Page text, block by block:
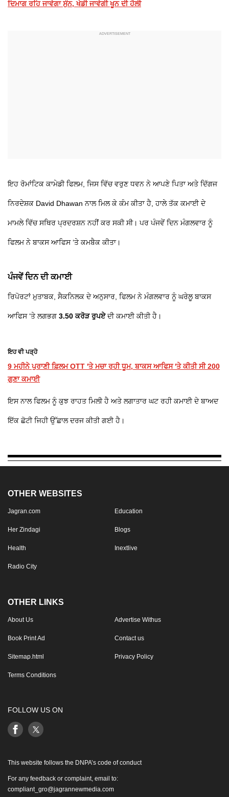
ਦਿਮਾਗ ਰਹਿ ਜਾਵੇਗਾ ਸੁੰਨ, ਖੇਡੀ ਜਾਵੇਗੀ ਖੂਨ ਦੀ ਹੋਲੀ
ਇਹ ਰੋਮਾਂਟਿਕ ਕਾਮੇਡੀ ਫਿਲਮ, ਜਿਸ ਵਿੱਚ ਵਰੁਣ ਧਵਨ ਨੇ ਆਪਣੇ ਪਿਤਾ ਅਤੇ ਦਿੱਗਜ
ਨਿਰਦੇਸ਼ਕ David Dhawan ਨਾਲ ਮਿਲ ਕੇ ਕੰਮ ਕੀਤਾ ਹੈ, ਹਾਲੇ ਤੱਕ ਕਮਾਈ ਦੇ
ਮਾਮਲੇ ਵਿੱਚ ਸਥਿਰ ਪ੍ਰਦਰਸ਼ਨ ਨਹੀਂ ਕਰ ਸਕੀ ਸੀ। ਪਰ ਪੰਜਵੇਂ ਦਿਨ ਮੰਗਲਵਾਰ ਨੂੰ
ਫਿਲਮ ਨੇ ਬਾਕਸ ਆਫਿਸ ‘ਤੇ ਕਮਬੈਕ ਕੀਤਾ।
ਪੰਜਵੇਂ ਦਿਨ ਦੀ ਕਮਾਈ
ਰਿਪੋਰਟਾਂ ਮੁਤਾਬਕ, ਸੈਕਨਿਲਕ ਦੇ ਅਨੁਸਾਰ, ਫਿਲਮ ਨੇ ਮੰਗਲਵਾਰ ਨੂੰ ਘਰੇਲੂ ਬਾਕਸ
ਆਫਿਸ ‘ਤੇ ਲਗਭਗ 3.50 ਕਰੋੜ ਰੁਪਏਦੀ ਕਮਾਈ ਕੀਤੀ ਹੈ।
ਇਹ ਵੀ ਪੜ੍ਹੋ
9 ਮਹੀਨੇ ਪੁਰਾਣੀ ਫ਼ਿਲਮ OTT 'ਤੇ ਮਚਾ ਰਹੀ ਧੂਮ, ਬਾਕਸ ਆਫਿਸ 'ਤੇ ਕੀਤੀ ਸੀ 200
ਗੁਣਾ ਕਮਾਈ
ਇਸ ਨਾਲ ਫਿਲਮ ਨੂੰ ਕੁਝ ਰਾਹਤ ਮਿਲੀ ਹੈ ਅਤੇ ਲਗਾਤਾਰ ਘਟ ਰਹੀ ਕਮਾਈ ਦੇ ਬਾਅਦ
ਇੱਕ ਛੋਟੀ ਜਿਹੀ ਉੱਛਾਲ ਦਰਜ ਕੀਤੀ ਗਈ ਹੈ।
OTHER WEBSITES
Jagran.com Education
Her Zindagi Blogs
Health Inextlive
Radio City
OTHER LINKS
About Us Advertise Withus
Book Print Ad Contact us
Sitemap.html Privacy Policy
Terms Conditions
FOLLOW US ON
This website follows the DNPA’s code of conduct
For any feedback or complaint, email to:
compliant_gro@jagrannewmedia.com